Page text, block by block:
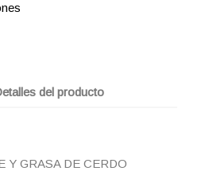
del producto
Y GRASA DE CERDO